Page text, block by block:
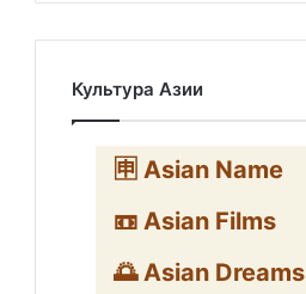
Культура Азии
🈸 Asian Name
📼 Asian Films
🌅 Asian Dreams